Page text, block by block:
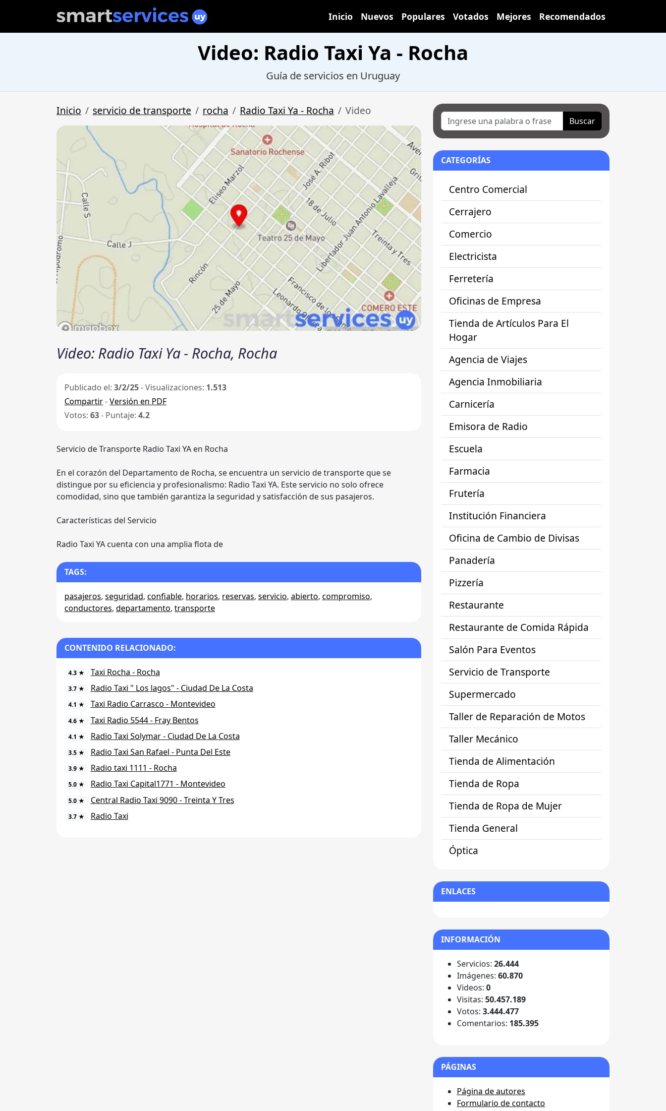
Inicio Nuevos Populares Votados Mejores Recomendados
Video: Radio Taxi Ya - Rocha
Guía de servicios en Uruguay
Inicio servicio de transporte rocha Radio Taxi Ya - Rocha Video
Video: Radio Taxi Ya - Rocha, Rocha
Publicado el: 3/2/25- Visualizaciones: 1.513
Compartir-Versión en PDF
Votos: 63- Puntaje: 4.2
Servicio de Transporte Radio Taxi YA en Rocha
En el corazón del Departamento de Rocha, se encuentra un servicio de transporte que se
distingue por su eficiencia y profesionalismo: Radio Taxi YA. Este servicio no solo ofrece
comodidad, sino que también garantiza la seguridad y satisfacción de sus pasajeros.
Características del Servicio
Radio Taxi YA cuenta con una amplia flota de
TAGS:
pasajeros, seguridad, confiable, horarios, reservas, servicio, abierto, compromiso,
conductores, departamento, transporte
CONTENIDO RELACIONADO:
4.3 ★ Taxi Rocha - Rocha
3.7 ★ Radio Taxi " Los lagos" - Ciudad De La Costa
4.1 ★ Taxi Radio Carrasco - Montevideo
4.6 ★ Taxi Radio 5544 - Fray Bentos
4.1 ★ Radio Taxi Solymar - Ciudad De La Costa
3.5 ★ Radio Taxi San Rafael - Punta Del Este
3.9 ★ Radio taxi 1111 - Rocha
5.0 ★ Radio Taxi Capital1771 - Montevideo
5.0 ★ Central Radio Taxi 9090 - Treinta Y Tres
3.7 ★ Radio Taxi
Buscar
CATEGORÍAS
Centro Comercial
Cerrajero
Comercio
Electricista
Ferretería
Oficinas de Empresa
Tienda de Artículos Para El
Hogar
Agencia de Viajes
Agencia Inmobiliaria
Carnicería
Emisora de Radio
Escuela
Farmacia
Frutería
Institución Financiera
Oficina de Cambio de Divisas
Panadería
Pizzería
Restaurante
Restaurante de Comida Rápida
Salón Para Eventos
Servicio de Transporte
Supermercado
Taller de Reparación de Motos
Taller Mecánico
Tienda de Alimentación
Tienda de Ropa
Tienda de Ropa de Mujer
Tienda General
Óptica
ENLACES
INFORMACIÓN
Servicios: 26.444
Imágenes: 60.870
Videos: 0
Visitas: 50.457.189
Votos: 3.444.477
Comentarios: 185.395
PÁGINAS
Página de autores
Formulario de contacto